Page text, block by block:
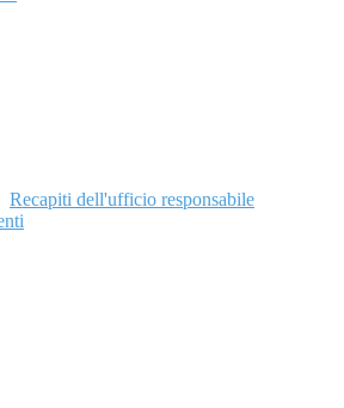
Recapiti dell'ufficio responsabile